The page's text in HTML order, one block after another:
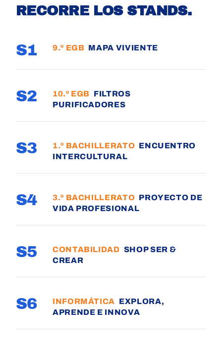
RECORRE LOS STANDS.
S1 9.º EGB MAPA VIVIENTE
S2 10.º EGB FILTROS
PURIFICADORES
S3 1.º BACHILLERATO ENCUENTRO
INTERCULTURAL
S4 3.º BACHILLERATO PROYECTO DE
VIDA PROFESIONAL
S5 CONTABILIDAD SHOP SER &
CREAR
S6 INFORMÁTICA EXPLORA,
APRENDE E INNOVA